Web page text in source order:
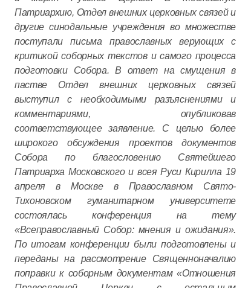
Патриархию, Отдел внешних церковных связей и
другие синодальные учреждения во множестве
поступали письма православных верующих с
критикой соборных текстов и самого процесса
подготовки Собора. В ответ на смущения в
пастве Отдел внешних церковных связей
выступил с необходимыми разъяснениями и
комментариями, опубликовав
соответствующее заявление. С целью более
широкого обсуждения проектов документов
Собора по благословению Святейшего
Патриарха Московского и всея Руси Кирилла 19
апреля в Москве в Православном Свято-
Тихоновском гуманитарном университете
состоялась конференция на тему
«Всеправославный Собор: мнения и ожидания».
По итогам конференции были подготовлены и
переданы на рассмотрение Священноначалию
поправки к соборным документам «Отношения